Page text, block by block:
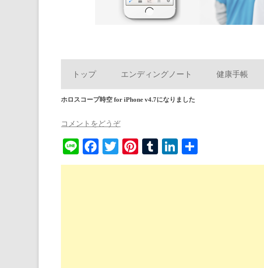
トップ
エンディングノート 健康手帳
ホロスコープ時空 for iPhone v4.7になりました
コメントをどうぞ
Li
ne
Fa
ce
T
wi
Pi
nt
T
u
Li
nk 有